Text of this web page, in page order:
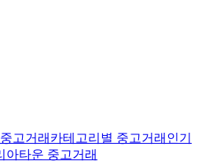
고거래 카테고리별 중고거래 인기
아타운 중고거래